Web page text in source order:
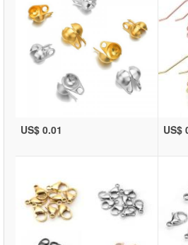
US$ 0.01 US$